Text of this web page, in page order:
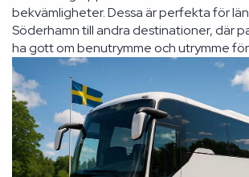
bekvämligheter. Dessa är perfekta för
Söderhamn till andra destinationer, där
ha gott om benutrymme och utrymme